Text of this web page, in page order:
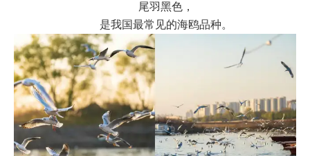
尾羽黑色，
是我国最常见的海鸥品种。